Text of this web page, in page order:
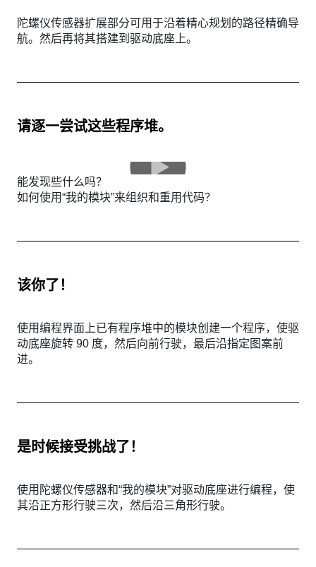
陀螺仪传感器扩展部分可用于沿着精心规划的路径精确导
航。然后再将其搭建到驱动底座上。
请逐一尝试这些程序堆。
能发现些什么吗？
如何使用“我的模块”来组织和重用代码？
该你了！
使用编程界面上已有程序堆中的模块创建一个程序，使驱
动底座旋转 90 度，然后向前行驶，最后沿指定图案前
进。
是时候接受挑战了！
使用陀螺仪传感器和“我的模块”对驱动底座进行编程，使
其沿正方形行驶三次，然后沿三角形行驶。